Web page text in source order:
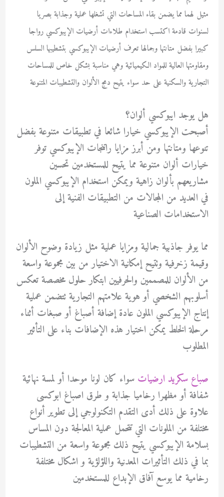
مثيل لهما مما يضمن بقاء المساحات التي تشغلها عملية وجذابة بصريا
لسنوات قادمةاكتسب استخدام طلاءات أرضيات الإيبوكسي رواجا
كبيرا بفضل متانتها وجمالها تعرف أرضيات الإيبوكسي بتشطيبها السلس
ومقاومتها العالية للمواد الكيميائية وهي مناسبة بشكل خاص للمساحات
التجارية والسكنية على حد سواء يتيح دمج الألوان والتشطيبات المتنوعة
هل يوجد ايبوكسي ألوان؟
أصبحت الإيبوكسي خيارا شائعا في تطبيقات متنوعة بفضل
تنوعها ومتانتها ومن أبرز مزايا راتنجات الإيبوكسي توفر
خيارات ألوان متنوعة مما يتيح للمستخدمين تحسين
مشاريعهم بألوان زاهية ويمكن استخدام الإيبوكسي الملون
في العديد من المجالات من التطبيقات الفنية إلى
الاستخدامات الصناعية
مما يوفر جاذبية جمالية ومزايا عملية مثل زيادة وضوح الألوان
وقيمة زخرفية وتتيح إمكانية الاختيار من بين مجموعة واسعة
من الألوان للمصممين والحرفيين ابتكار حلول مخصصة تعكس
أسلوبهم الشخصي أو هوية علامتهم التجارية تتضمن عملية
إنتاج الإيبوكسي الملون عادة إضافة أصباغ أو صبغات أثناء
مرحلة الخلط يمكن اختيار هذه الإضافات بناء على التأثير
المطلوب
صباع سكريد ارضيات سواء كان لونا موحدا أو لمسة نهائية
شفافة أو مظهرا رخاميا جذابة و طرق اصباغ ابوكسى
علاوة على ذلك أدى التقدم التكنولوجي إلى تطوير أنواع
مختلفة من الملونات التي تتحمل عملية المعالجة دون المساس
بسلامة الإيبوكسي يتيح ذلك مجموعة واسعة من التشطيبات
بما في ذلك التأثيرات المعدنية واللؤلؤية و اشكال مختلفة
رخامية مما يوسع آفاق الإبداع للمستخدمين